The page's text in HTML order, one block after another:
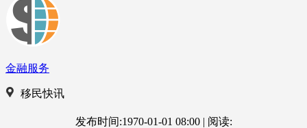
金融服务
移民快讯
发布时间:1970-01-01 08:00 | 阅读: